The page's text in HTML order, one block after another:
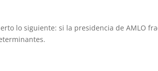
lo siguiente: si la presidencia de AMLO